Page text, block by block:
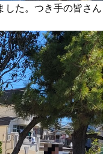
した。つき手の皆さん